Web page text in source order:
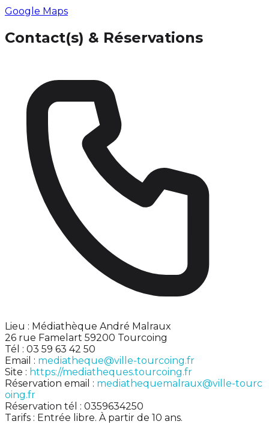
Google Maps
Contact(s) & Réservations
Lieu : Médiathèque André Malraux
26 rue Famelart 59200 Tourcoing
Tél : 03 59 63 42 50
Email : mediatheque@ville-tourcoing.fr
Site : https://mediatheques.tourcoing.fr
Réservation email : mediathequemalraux@ville-tourc
oing.fr
Réservation tél : 0359634250
Tarifs : Entrée libre. À partir de 10 ans.